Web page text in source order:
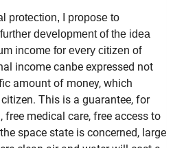
protection, I propose to
development of the idea
income for every citizen of
income canbe expressed not
amount of money, which
This is a guarantee, for
medical care, free access to
space state is concerned, large